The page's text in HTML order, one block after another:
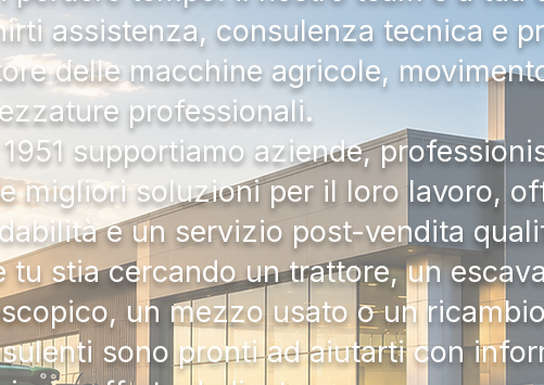
assistenza, consulenza tecnica e
delle macchine agricole,
professionali.
supportiamo aziende,
migliori soluzioni per il loro lavoro,
e un servizio post-vendita
tu stia cercando un trattore, un
un mezzo usato o un
sono pronti ad aiutarti con